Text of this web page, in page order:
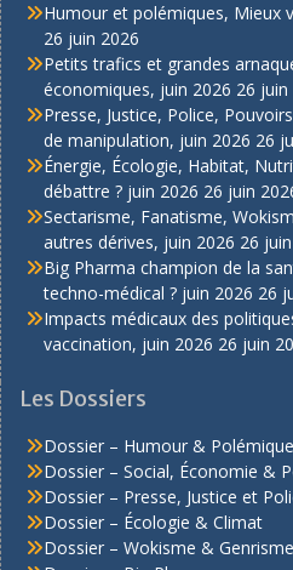
Humour et polémiques, Mieux
26 juin 2026
Petits trafics et grandes
économiques, juin 2026 26 juin
Presse, Justice, Police,
de manipulation, juin 2026 26
Énergie, Écologie, Habitat,
débattre ? juin 2026 26 juin
Sectarisme, Fanatisme,
autres dérives, juin 2026 26
Big Pharma champion de la
techno-médical ? juin 2026 26
Impacts médicaux des
vaccination, juin 2026 26 juin
Les Dossiers
Dossier – Humour &
Dossier – Social, Économie &
Dossier – Presse, Justice et
Dossier – Écologie & Climat
Dossier – Wokisme & Genrisme